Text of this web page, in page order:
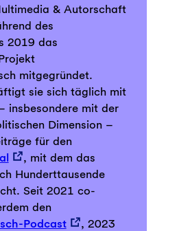
& Autorschaft
des
2019 das
mitgegründet.
sie sich täglich mit
insbesondere mit der
Dimension –
für den
, mit dem das
Hunderttausende
Seit 2021 co-
den
Podcast
, 2023